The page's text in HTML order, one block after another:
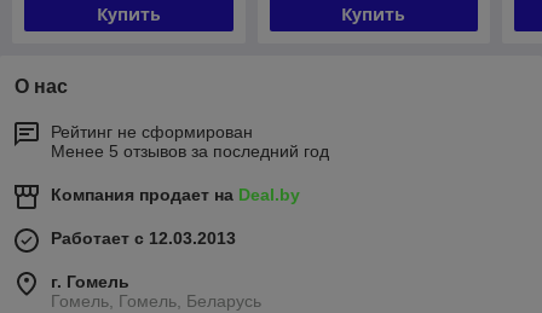
Купить Купить
О нас
Рейтинг не сформирован
Менее 5 отзывов за последний год
Компания продает на Deal.by
Работает с 12.03.2013
г. Гомель
Гомель, Гомель, Беларусь